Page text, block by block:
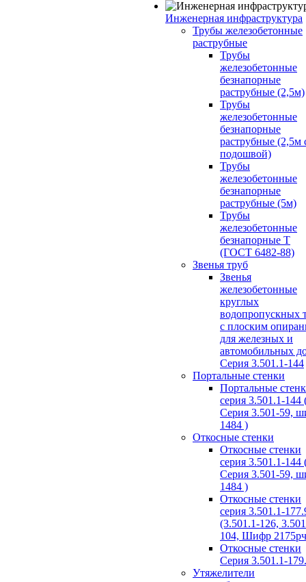
Инженерная инфраструктура
Трубы железобетонные
раструбные
Трубы
железобетонные
безнапорные
раструбные (2,5м)
Трубы
железобетонные
безнапорные
раструбные (2,5м
подошвой)
Трубы
железобетонные
безнапорные
раструбные (5м)
Трубы
железобетонные
безнапорные Т
(ГОСТ 6482-88)
Звенья труб
Звенья
железобетонные
круглых
водопропускных
с плоским
для железных и
автомобильных
Серия 3.501.1-144
Портальные стенки
Портальные
серия 3.501.1-144
Серия 3.501-59,
1484 )
Откосные стенки
Откосные стенки
серия 3.501.1-144
Серия 3.501-59,
1484 )
Откосные стенки
серия 3.501.1-
(3.501.1-126,
104, Шифр
Откосные стенки
Серия 3.501.1-
Утяжелители